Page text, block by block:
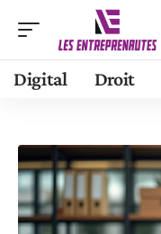
Digital Droit